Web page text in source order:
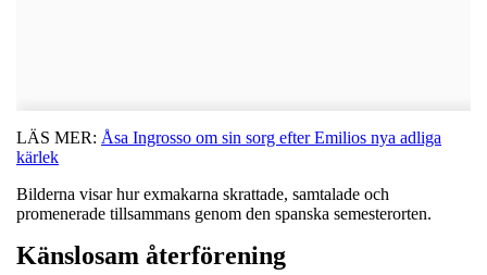
LÄS MER: Åsa Ingrosso om sin sorg efter Emilios nya adliga
kärlek
Bilderna visar hur exmakarna skrattade, samtalade och
promenerade tillsammans genom den spanska semesterorten.
Känslosam återförening